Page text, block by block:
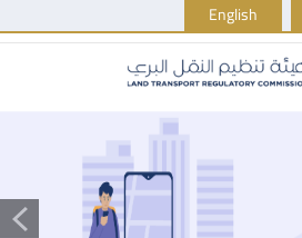
English